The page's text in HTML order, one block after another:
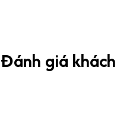
Đánh giá